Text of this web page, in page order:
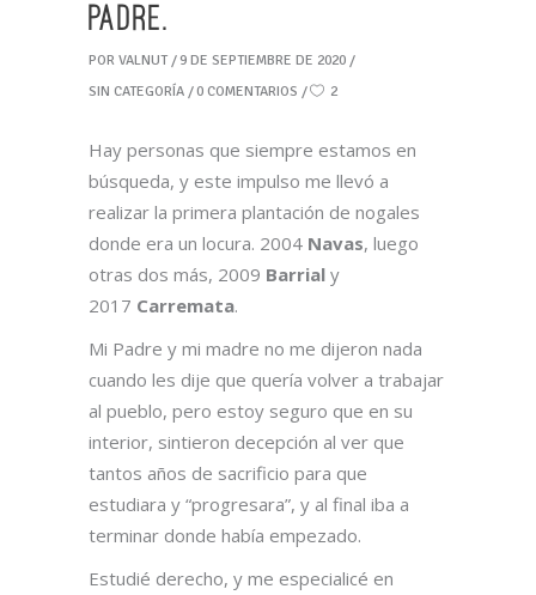
padre.
POR VALNUT
9 DE SEPTIEMBRE DE 2020
SIN CATEGORÍA
0 COMENTARIOS 2
Hay personas que siempre estamos en
búsqueda, y este impulso me llevó a
realizar la primera plantación de nogales
donde era un locura. 2004 Navas, luego
otras dos más, 2009 Barrial y
2017 Carremata.
Mi Padre y mi madre no me dijeron nada
cuando les dije que quería volver a trabajar
al pueblo, pero estoy seguro que en su
interior, sintieron decepción al ver que
tantos años de sacrificio para que
estudiara y “progresara”, y al final iba a
terminar donde había empezado.
Estudié derecho, y me especialicé en